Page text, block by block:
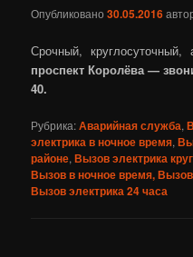
Опубликовано30.05.2016
Срочный, круглосуточный,
проспект Королёва —
40.
Рубрика:Аварийная служба,
электрика в ночное время,
районе,Вызов электрика
Вызов в ночное время,
Вызов электрика 24 часа